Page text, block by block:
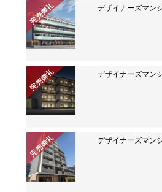
完売御礼 デザイナーズマン
完売御礼 デザイナーズマン
完売御礼 デザイナーズマン